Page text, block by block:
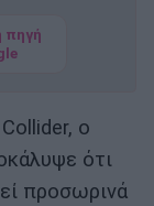
πηγή
ο
ότι
προσωρινά